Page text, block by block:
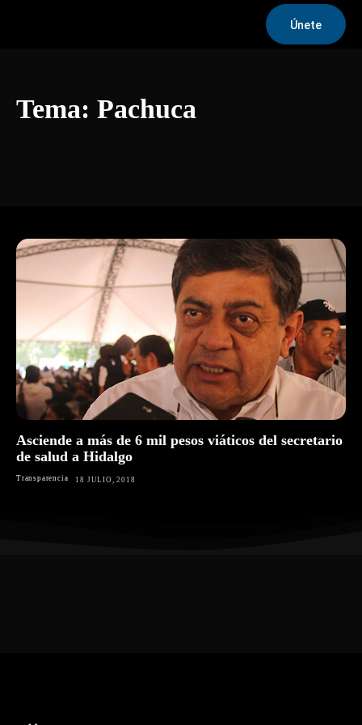
Únete
Tema: Pachuca
Asciende a más de 6 mil pesos viáticos del secretario
de salud a Hidalgo
Transparencia 18 JULIO, 2018